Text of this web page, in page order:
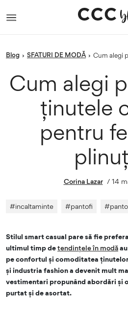
blog › SFATURI DE MODĂ › Cum
Cum alegi
ținutele
pentru
Corina Lazar / 14
#incaltaminte #pantofi #
Stilul smart casual pare să fie
ultimul timp detendințele în modă
pe confortul și comoditatea
și industria fashion a devenit mult
vestimentari propunând abordări și
purtat și de asortat.